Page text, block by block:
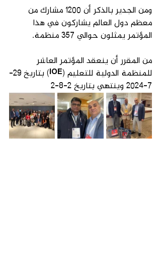
ومن الجدير بالذكر أن 1200 مشارك من
معظم دول العالم يشاركون في هذا
المؤتمر يمثلون حوالي 357 منظمة.
من المقرر أن ينعقد المؤتمر العاشر
للمنظمة الدولية للتعليم (IOE) بتاريخ 29-
7-2024 وينتهي بتاريخ 2-8-2